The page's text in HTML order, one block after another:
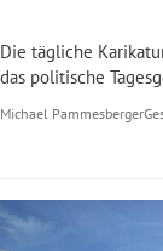
Die tägliche
das politische
Michael Pammesberger